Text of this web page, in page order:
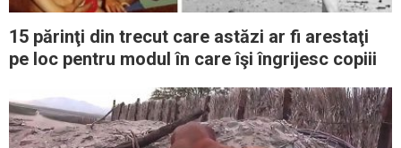
15 părinţi din trecut care astăzi ar fi arestaţi
pe loc pentru modul în care îşi îngrijesc copiii